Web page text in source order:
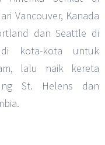
Vancouver, Kanada
dan Seattle di
kota-kota untuk
lalu naik kereta
St. Helens dan